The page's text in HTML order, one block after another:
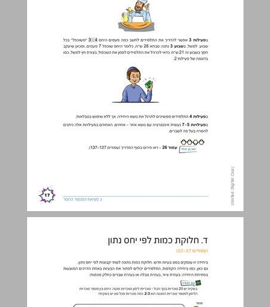
ד. חלוקת כמות לפי יחס נתון ... 18